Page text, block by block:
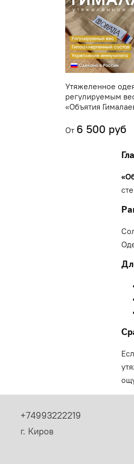
Утяжеленное
регулируемым
«Объятия
От 6 500 руб
+74993222219
г. Киров